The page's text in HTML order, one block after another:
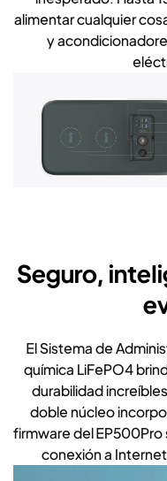
alimentar cualquier
y
Seguro,
El Sistema de
química LiFePO4
durabilidad
doble núcleo
firmware del EP500Pro
conexión a